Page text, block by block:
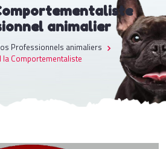
animalier
Professionnels animaliers
la Comportementaliste